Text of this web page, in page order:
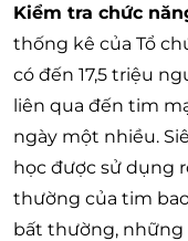
Kiểm tra chức
thống kê của Tổ
có đến 17,5 triệu
liên qua đến tim
ngày một nhiều.
học được sử dụng
thường của tim
bất thường, những